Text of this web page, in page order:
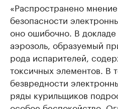
«Распространено
безопасности
оно ошибочно. В
аэрозоль, образуемый
рода испарителей,
токсичных элементов. В
безвредности
ряды курильщиков